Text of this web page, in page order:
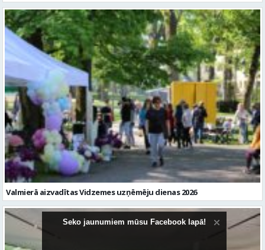
Valmierā aizvadītas Vidzemes uzņēmēju dienas 2026
Seko jaunumiem mūsu Facebook lapā!